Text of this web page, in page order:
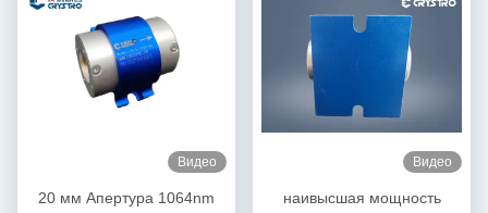
изолятор
Видео
20 мм Апертура 1064nm
Видео
наивысшая мощность